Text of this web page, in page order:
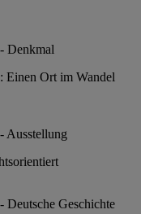
Einen Ort im Wandel